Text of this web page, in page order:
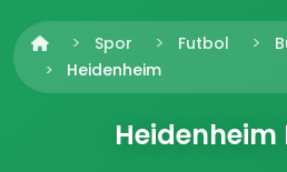
Spor Futbol
Heidenheim
Heidenheim